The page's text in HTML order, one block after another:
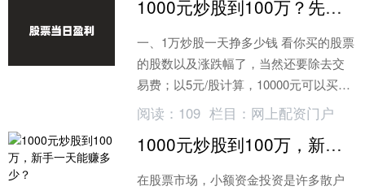
1000元炒股到100万？先看1万本金一天能赚多少
一、1万炒股一天挣多少钱 看你买的股票
的股数以及涨跌幅了，当然还要除去交
易费；以5元/股计算，10000元可以买
2000股上限（实际只能买1900股）
阅读： 109 栏目： 网上配资门户
1000元炒股到100万，新手一天能赚多少？
在股票市场，小额资金投资是许多散户